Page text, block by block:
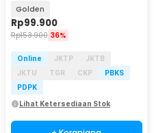
Golden
Rp99.900
Rp153.900 36%
Online JKTP
JKTB
JKTU
TGR CKP
PBKS
PDPK
Lihat Ketersediaan Stok